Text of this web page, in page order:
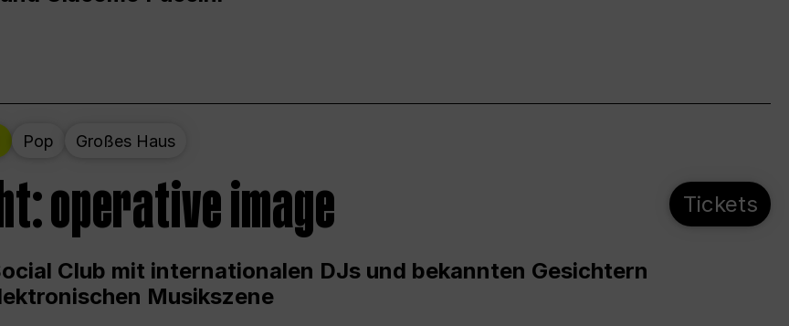
Pop Großes Haus
operative image
Club mit internationalen DJs und bekannten Gesichtern
Musikszene
Tickets